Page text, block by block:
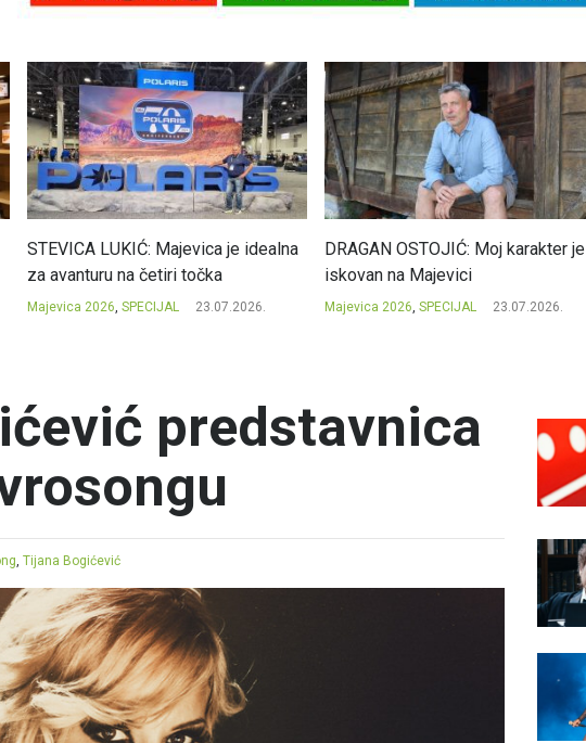
STEVICA LUKIĆ: Majevica je idealna
za avanturu na četiri točka
Majevica 2026, SPECIJAL 23.07.2026.
DRAGAN OSTOJIĆ: Moj karakter je
iskovan na Majevici
Majevica 2026, SPECIJAL 23.07.2026.
predstavnica
,Tijana Bogićević